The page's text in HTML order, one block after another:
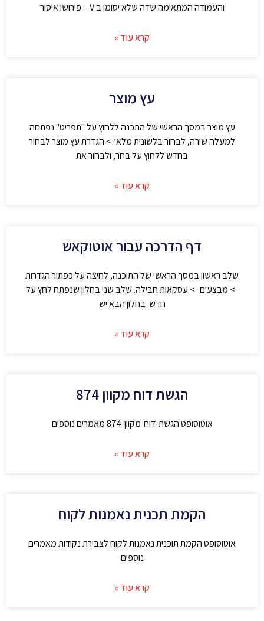
והעמודה המתאימה.שדה שלא יסומן ב V – פירושו איסור
קרא עוד »
עץ מוצר
עץ מוצר במסך הראשי של התכנה ללחוץ על "תפריט" נפתחה
למעלה שורה, לבחור בלשונית מלאי-> הגדרת עץ מוצר לבחור
בחדש ללחוץ על בחר, ולבחור את
קרא עוד »
דף הדרכה עבור אוטוקאש
שלב ראשון במסך הראשי של התוכנה, לחיצה על כפתור הגדרות
-> מבצעים -> עסקאות חבילה. שלב שני בחלון שנפתח לחץ על
חדש. בחלון הבא יש
קרא עוד »
הגשת דוח מקוון 874
אוטוסופט הגשת-דוח-מקוון-874 מאמרים נוספים
קרא עוד »
הקמת תכנית נאמנות לקוח
אוטוסופט הקמת תוכנית נאמנות לקוח לצבירת נקודות מאמרים
נוספים
קרא עוד »